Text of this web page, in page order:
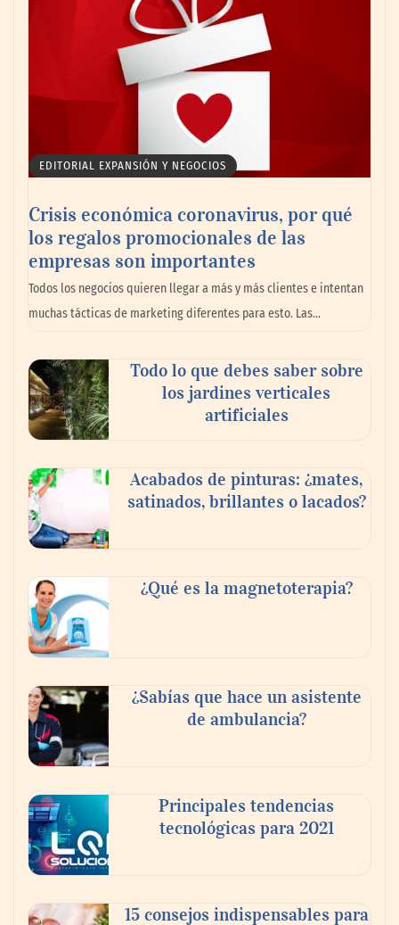
Livingreen B2B amplía su catálogo de
pisos deportivos para gimnasios en México
La llanta más cara puede ser la que menos
cuesta: Michelin lo demuestra ante notario
público
transición a la jornada de 40 horas? Guía
InfoBlock
Reforestando con el Corazón regresa a
La cartera vencida hipotecaria aumenta al
doble de velocidad que la cartera sana en
EDITORIAL EXPANSIÓN Y NEGOCIOS
Crisis económica coronavirus, por qué
los regalos promocionales de las
empresas son importantes
Todos los negocios quieren llegar a más y más clientes e intentan
muchas tácticas de marketing diferentes para esto. Las…
Todo lo que debes saber sobre
los jardines verticales
artificiales
Acabados de pinturas: ¿mates,
satinados, brillantes o lacados?
¿Qué es la magnetoterapia?
¿Sabías que hace un asistente
de ambulancia?
Principales tendencias
tecnológicas para 2021
15 consejos indispensables para